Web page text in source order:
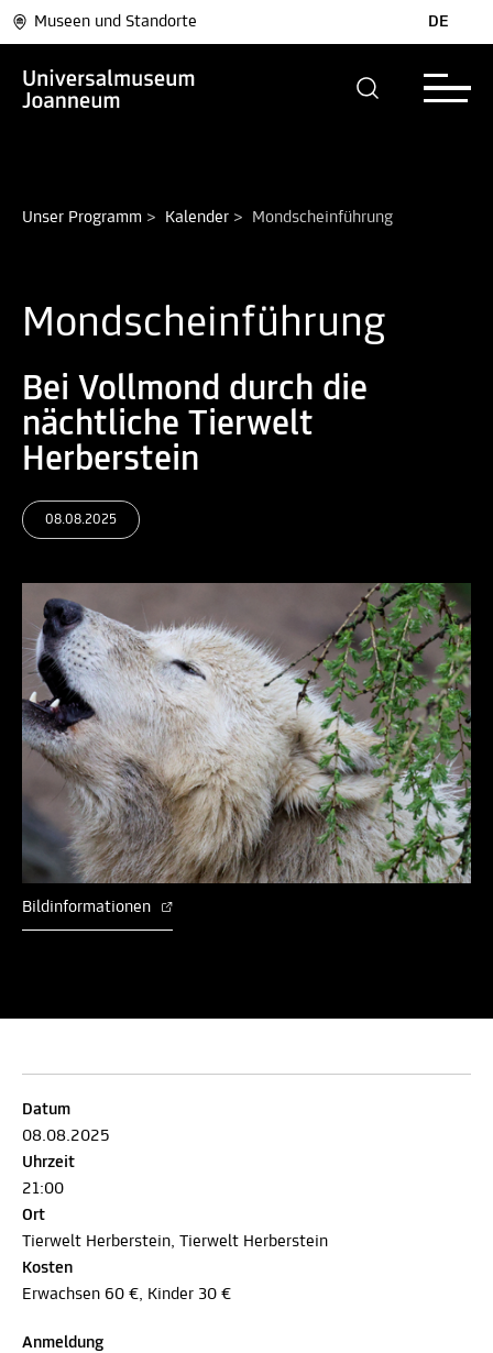
Museen und Standorte DE
Unser Programm > Kalender > Mondscheinführung
Mondscheinführung
Bei Vollmond durch die
nächtliche Tierwelt
Herberstein
08.08.2025
Bildinformationen
Datum
08.08.2025
Uhrzeit
21:00
Ort
Tierwelt Herberstein, Tierwelt Herberstein
Kosten
Erwachsen 60 €, Kinder 30 €
Anmeldung